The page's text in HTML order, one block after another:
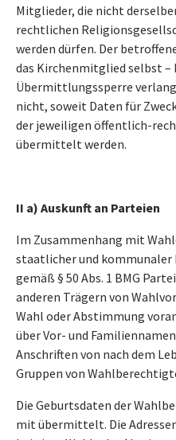
Mitglieder, die nicht
rechtlichen
werden dürfen. Der
das Kirchenmitglied selbst –
Übermittlungssperre
nicht, soweit Daten für
der jeweiligen öffentlich-
übermittelt werden.
II a) Auskunft an Parteien
Im Zusammenhang mit
staatlicher und kommunaler
gemäß § 50 Abs. 1 BMG
anderen Trägern von
Wahl oder Abstimmung
über Vor- und
Anschriften von nach dem
Gruppen von
Die Geburtsdaten der
mit übermittelt. Die